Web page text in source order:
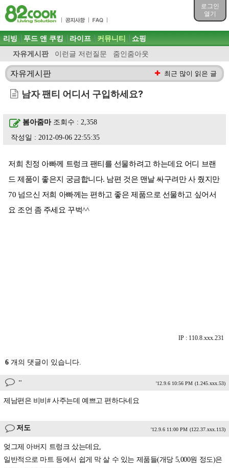
로그인
열기
목차
주메뉴 바로가기
컨텐츠 바로가기
검색 바로가기
로그인 바로가기
주메뉴
리빙 푸드 앤 쿠킹 라이프 커뮤니티
자유게시판 이런글 저런질문 줌인줌아웃
쇼핑
자유게시판 최근 많이 읽은 글
남자 팬티 어디서 구입하세요?
봄아줌마조회수 : 2,358
작성일 : 2012-09-06 22:55:35
저희 친정 아빠께 트렁크 팬티를 선물하려고 하는데요 어디 브랜
드 제품이 좋은지 궁금합니다. 남편 것은 맨날 싸구려만 사 줬지만
70 넘으신 저희 아빠께는 편하고 좋은 제품으로 선물하고 싶어서
요 조언 좀 주세요 꾸벅^^
IP : 110.8.xxx.231
6 개의 댓글이 있습니다.
ᆢ '12.9.6 10:56 PM (1.245.xxx.53)
제남편은 비비# 사주는데 예쁘고 편하다네요
저도 '12.9.6 11:00 PM (122.37.xxx.113)
엊그제 아버지 트렁크 샀는데요,
일반적으로 마트 등에서 쉽게 막 살 수 있는 제품들(개당 5,000원 정도)은